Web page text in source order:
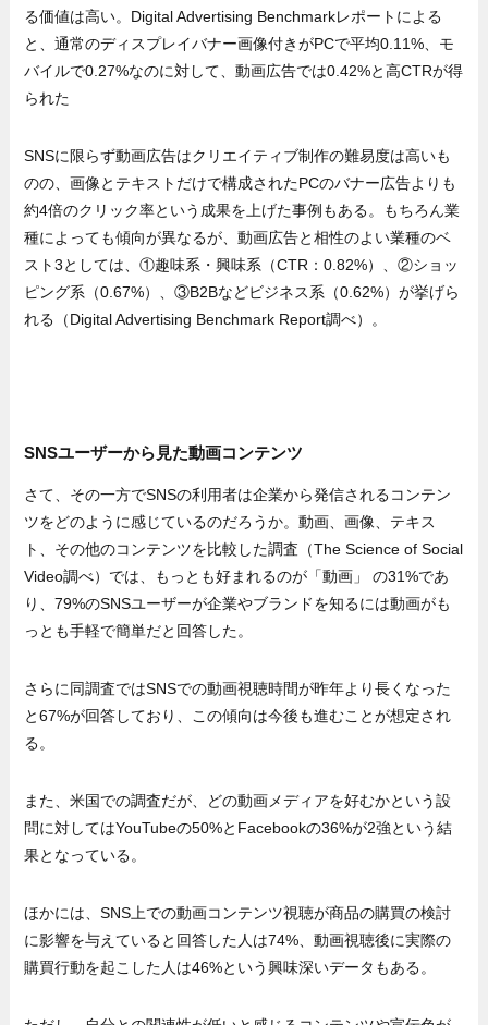
る価値は高い。Digital Advertising Benchmarkレポートによる
と、通常のディスプレイバナー画像付きがPCで平均0.11%、モ
バイルで0.27%なのに対して、動画広告では0.42%と高CTRが得
られた
SNSに限らず動画広告はクリエイティブ制作の難易度は高いも
のの、画像とテキストだけで構成されたPCのバナー広告よりも
約4倍のクリック率という成果を上げた事例もある。もちろん業
種によっても傾向が異なるが、動画広告と相性のよい業種のベ
スト3としては、①趣味系・興味系（CTR：0.82%）、②ショッ
ピング系（0.67%）、③B2Bなどビジネス系（0.62%）が挙げら
れる（Digital Advertising Benchmark Report調べ）。
SNSユーザーから見た動画コンテンツ
さて、その一方でSNSの利用者は企業から発信されるコンテン
ツをどのように感じているのだろうか。動画、画像、テキス
ト、その他のコンテンツを比較した調査（The Science of Social
Video調べ）では、もっとも好まれるのが「動画」 の31%であ
り、79%のSNSユーザーが企業やブランドを知るには動画がも
っとも手軽で簡単だと回答した。
さらに同調査ではSNSでの動画視聴時間が昨年より長くなった
と67%が回答しており、この傾向は今後も進むことが想定され
る。
また、米国での調査だが、どの動画メディアを好むかという設
問に対してはYouTubeの50%とFacebookの36%が2強という結
果となっている。
ほかには、SNS上での動画コンテンツ視聴が商品の購買の検討
に影響を与えていると回答した人は74%、動画視聴後に実際の
購買行動を起こした人は46%という興味深いデータもある。